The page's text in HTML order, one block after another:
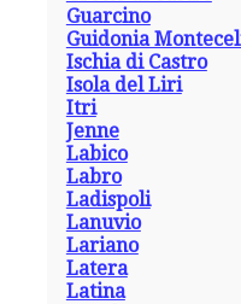
Guarcino
Guidonia
Ischia di Castro
Isola del Liri
Itri
Jenne
Labico
Labro
Ladispoli
Lanuvio
Lariano
Latera
Latina